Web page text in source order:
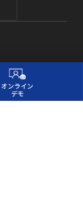
オンライン
デモ